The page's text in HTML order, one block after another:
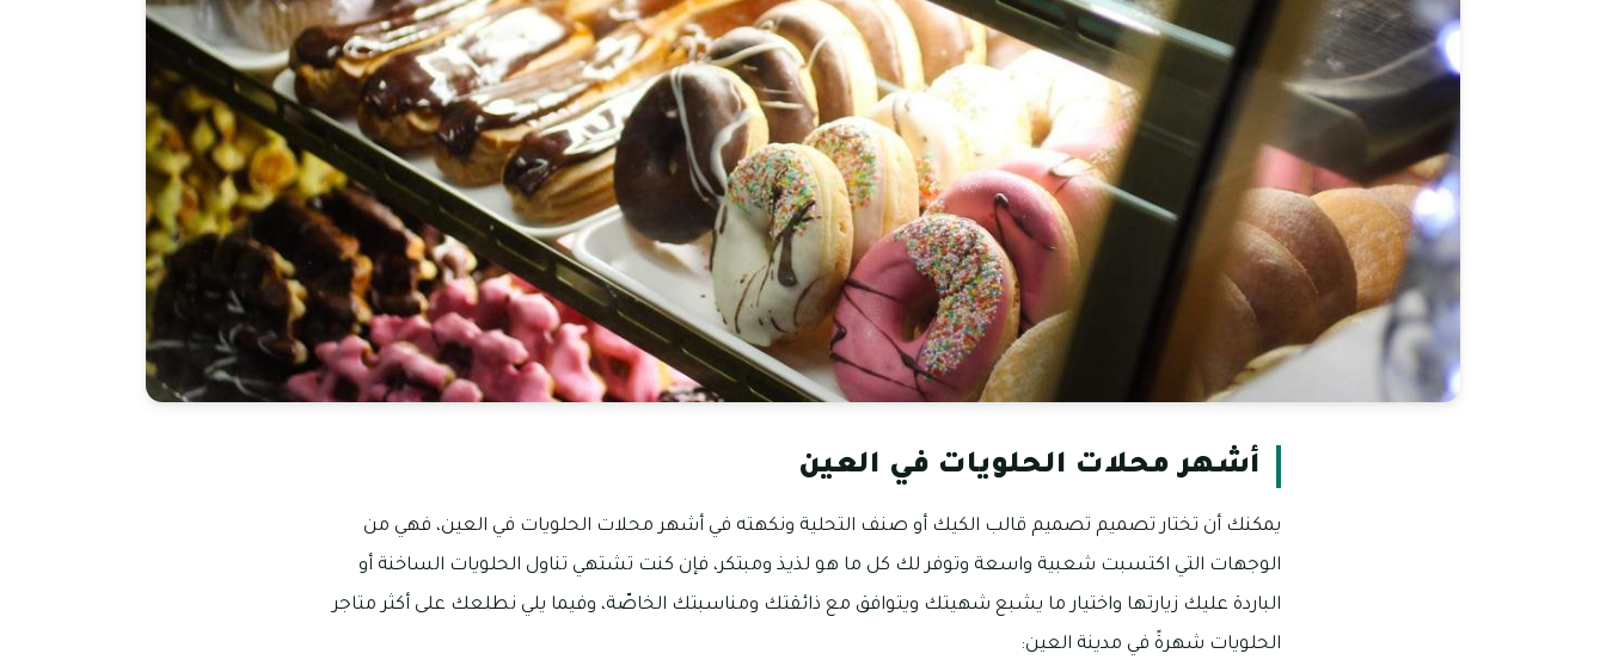
أشهر محلات الحلويات في العين
يمكنك أن تختار تصميم تصميم قالب الكيك أو صنف التحلية ونكهته في أشهر محلات الحلويات في العين، فهي من
الوجهات التي اكتسبت شعبية واسعة وتوفر لك كل ما هو لذيذ ومبتكر، فإن كنت تشتهي تناول الحلويات الساخنة أو
الباردة عليك زيارتها واختيار ما يشبع شهيتك ويتوافق مع ذائقتك ومناسبتك الخاصّة، وفيما يلي نطلعك على أكثر متاجر
الحلويات شهرةً في مدينة العين: